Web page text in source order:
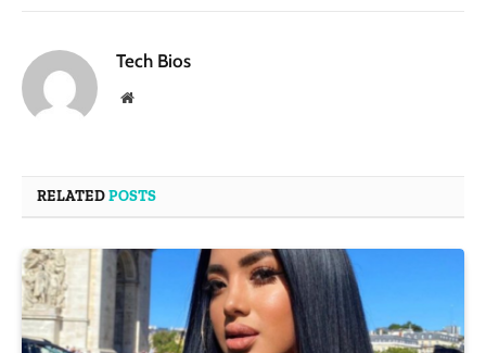
Tech Bios
Website
RELATEDPOSTS